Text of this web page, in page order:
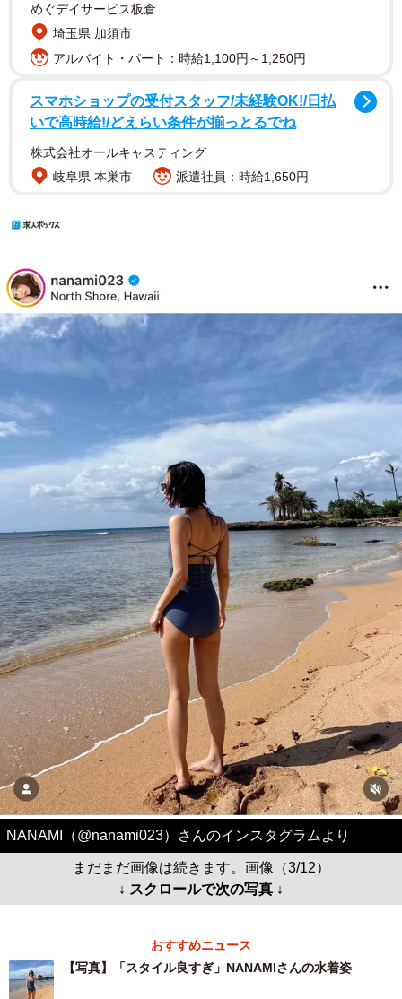
めぐデイサービス板倉
埼玉県 加須市
アルバイト・パート：時給1,100円～1,250円
スマホショップの受付スタッフ/未経験OK!/日払
いで高時給!/どえらい条件が揃っとるでね
株式会社オールキャスティング
岐阜県 本巣市
派遣社員：時給1,650円
NANAMI（@nanami023）さんのインスタグラムより
まだまだ画像は続きます。画像（3/12）
↓ スクロールで次の写真 ↓
おすすめニュース
【写真】「スタイル良すぎ」NANAMIさんの水着姿